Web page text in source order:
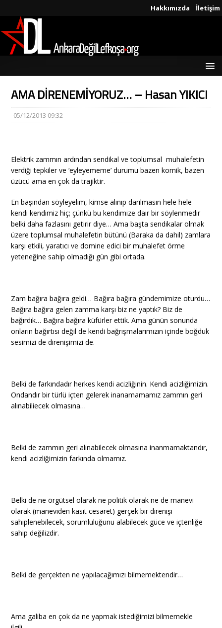
Hakkımızda İletişim
AMA DİRENEMİYORUZ… – Hasan YIKICI
05/12/2013 09:32
Elektrik zammın ardından sendikal ve toplumsal muhalefetin
verdiği tepkiler ve ‘eyleyememe’ durumu bazen komik, bazen
üzücü ama en çok da trajiktir.
En başından söyleyelim, kimse alınıp darılmasın hele hele
kendi kendimiz hiç; çünkü bu kendimize dair bir söylenmedir
belki daha fazlasını getirir diye… Ama başta sendikalar olmak
üzere toplumsal muhalefetin bütünü (Baraka da dahil) zamlara
karşı etkili, yaratıcı ve domine edici bir muhalefet örme
yeteneğine sahip olmadığı gün gibi ortada.
Zam bağıra bağıra geldi… Bağıra bağıra gündemimize oturdu…
Bağıra bağıra gelen zamma karşı biz ne yaptık? Biz de
bağırdık… Bağıra bağıra küfürler ettik. Ama günün sonunda
onların bağırtısı değil de kendi bağrışmalarımızın içinde boğduk
sesimizi de direnişimizi de.
Belki de farkındadır herkes kendi acizliğinin. Kendi acizliğimizin.
Ondandır bir türlü içten gelerek inanamamamız zammın geri
alınabiliecek olmasına…
Belki de zammın geri alınabilecek olmasına inanmamaktandır,
kendi acizliğimizin farkında olmamız.
Belki de ne örgütsel olarak ne politik olarak ne de manevi
olarak (maneviden kasıt cesaret) gerçek bir direnişi
sahiplenebilecek, sorumluluğunu alabilecek güce ve içtenliğe
sahip değilizdir.
Belki de gerçekten ne yapılacağımızı bilmemektendir…
Ama galiba en çok da ne yapmak istediğimizi bilmemekle